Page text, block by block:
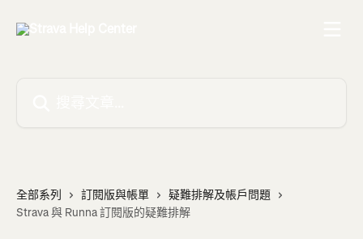
全部系列 訂閱版與帳單
疑難排解及帳戶問題
Strava 與 Runna 訂閱版的疑難排解